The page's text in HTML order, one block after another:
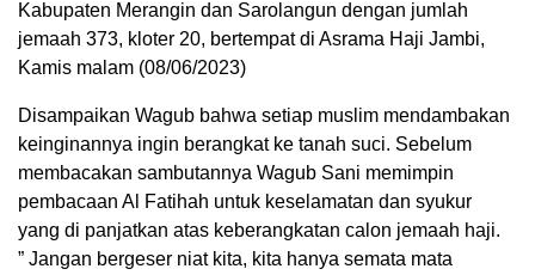
Kabupaten Merangin dan Sarolangun dengan jumlah
jemaah 373, kloter 20, bertempat di Asrama Haji Jambi,
Kamis malam (08/06/2023)
Disampaikan Wagub bahwa setiap muslim mendambakan
keinginannya ingin berangkat ke tanah suci. Sebelum
membacakan sambutannya Wagub Sani memimpin
pembacaan Al Fatihah untuk keselamatan dan syukur
yang di panjatkan atas keberangkatan calon jemaah haji.
” Jangan bergeser niat kita, kita hanya semata mata